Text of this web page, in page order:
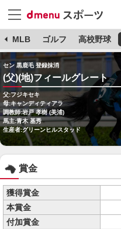
MLB ゴルフ 高校野球
セン 黒鹿毛 登録抹消
(父)(地)フィールグレート
父:フジキセキ
母:キャンディティアラ
調教師:岩戸 孝樹 (美浦)
馬主:青木 基秀
生産者:グリーンヒルスタッド
賞金
獲得賞金
本賞金
付加賞金